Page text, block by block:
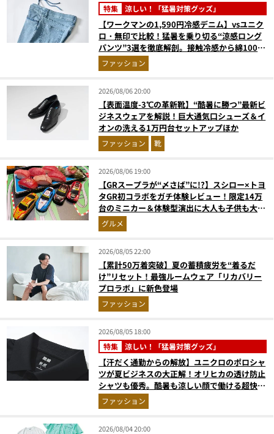
特集 涼しい！「猛暑対策グッズ」
【ワークマンの1,590円冷感デニム】vsユニク
ロ・無印で比較！猛暑を乗り切る“涼感ロング
パンツ”3選を徹底解剖。接触冷感から綿100%
まで決定版
ファッション
2026/08/06 20:00
【表面温度-3℃の革新靴】“酷暑に勝つ”最新ビ
ジネスウェアを解説！巨大通気口シューズ＆イ
オンの洗える1万円台セットアップほか
ファッション 靴
2026/08/06 19:00
【GRスープラが“〆さば”に!?】スシロー×トヨ
タGR初コラボをガチ体験レビュー！限定14万
台のミニカー＆体験型演出に大人も子供も大興
奮間違いなし
グルメ
2026/08/05 22:00
【累計50万着突破】夏の蓄積疲労を“着るだ
け”リセット！最強ルームウェア「リカバリー
プロラボ」に新色登場
ファッション
2026/08/05 18:00
特集 涼しい！「猛暑対策グッズ」
【汗だく通勤からの解放】ユニクロのポロシャ
ツが夏ビジネスの大正解！オリヒカの透け防止
シャツも優秀。酷暑も涼しい顔で働ける超快適
ウエアの実力
ファッション
2026/08/04 20:00